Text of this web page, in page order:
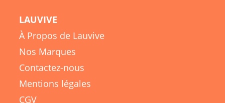
LAUVIVE
À Propos de Lauvive
Nos Marques
Contactez-nous
Mentions légales
CGV